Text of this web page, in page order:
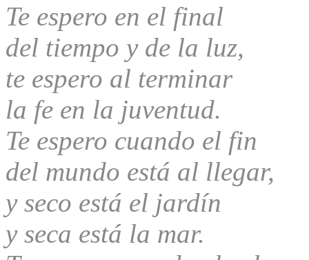
Te espero en el final
del tiempo y de la luz,
te espero al terminar
la fe en la juventud.
Te espero cuando el fin
del mundo está al llegar,
y seco está el jardín
y seca está la mar.